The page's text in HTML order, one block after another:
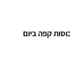
קפה ביום